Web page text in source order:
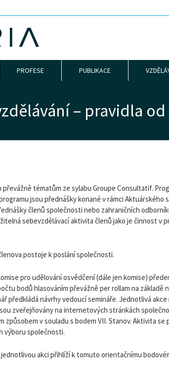
PROFESE PUBLIKACE
– pravidla od
tématům ze sylabu Groupe Consultatif.
jsou přednášky konané v rámci Aktuárského
členů společnosti nebo zahraničních
sebevzdělávací aktivita členů jako je činnost v
postoje k poslání společnosti.
pro udělování osvědčení (dále jen komise)
bodů hlasováním převážně per rollam na základě
předkládá návrhy vedoucí semináře. Jednotlivá
zveřejňovány na internetových stránkách
způsobem v souladu s bodem VII. Stanov. Aktivita se
výboru společnosti.
akci přihlíží k tomuto orientačnímu